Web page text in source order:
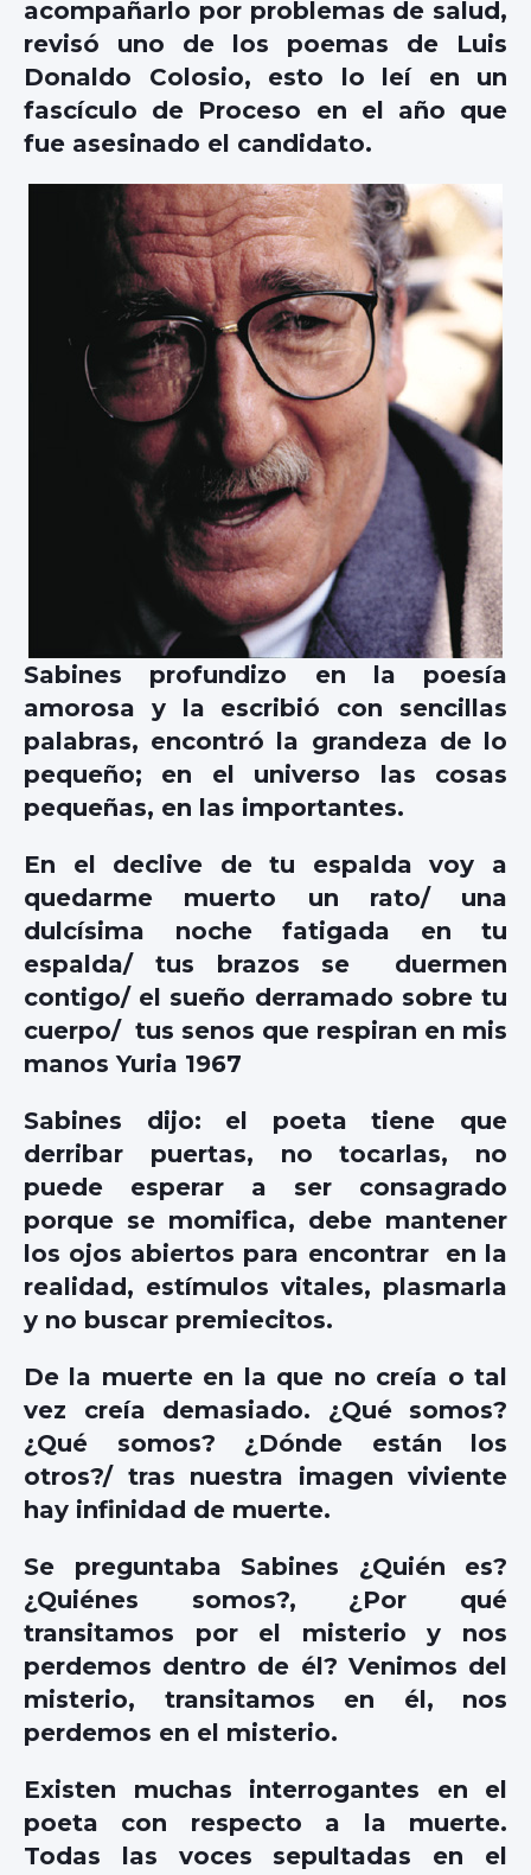
acompañarlo por problemas de salud,
revisó uno de los poemas de Luis
Donaldo Colosio, esto lo leí en un
fascículo de Proceso en el año que
fue asesinado el candidato.
Sabines profundizo en la poesía
amorosa y la escribió con sencillas
palabras, encontró la grandeza de lo
pequeño; en el universo las cosas
pequeñas, en las importantes.
En el declive de tu espalda voy a
quedarme muerto un rato/ una
dulcísima noche fatigada en tu
espalda/ tus brazos se duermen
contigo/ el sueño derramado sobre tu
cuerpo/ tus senos que respiran en mis
manos Yuria 1967
Sabines dijo: el poeta tiene que
derribar puertas, no tocarlas, no
puede esperar a ser consagrado
porque se momifica, debe mantener
los ojos abiertos para encontrar en la
realidad, estímulos vitales, plasmarla
y no buscar premiecitos.
De la muerte en la que no creía o tal
vez creía demasiado. ¿Qué somos?
¿Qué somos? ¿Dónde están los
otros?/ tras nuestra imagen viviente
hay infinidad de muerte.
Se preguntaba Sabines ¿Quién es?
¿Quiénes somos?, ¿Por qué
transitamos por el misterio y nos
perdemos dentro de él? Venimos del
misterio, transitamos en él, nos
perdemos en el misterio.
Existen muchas interrogantes en el
poeta con respecto a la muerte.
Todas las voces sepultadas en el